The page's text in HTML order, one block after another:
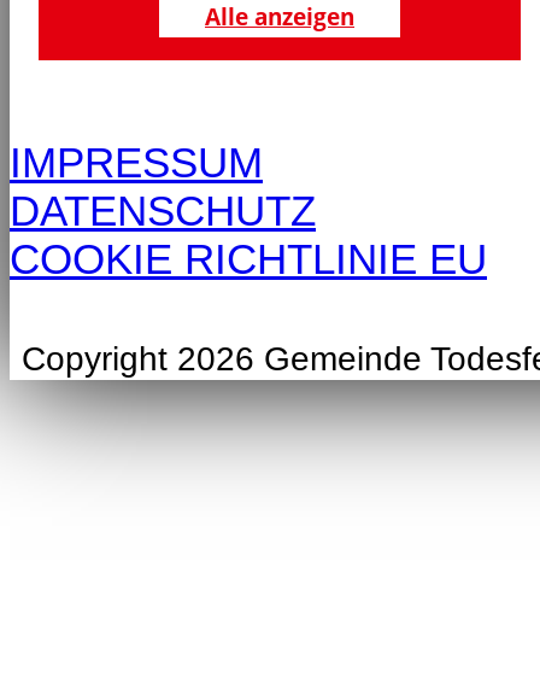
Alle anzeigen
IMPRESSUM
DATENSCHUTZ
COOKIE RICHTLINIE EU
Copyright 2026 Gemeinde